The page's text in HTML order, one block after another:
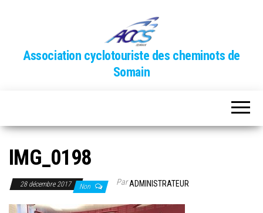
Association cyclotouriste des cheminots de
Somain
IMG_0198
28 décembre 2017 Non ParADMINISTRATEUR